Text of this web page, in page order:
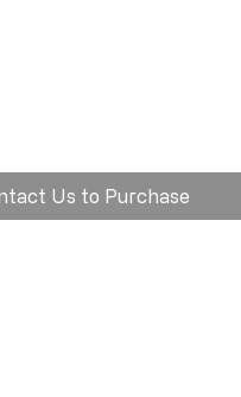
Us to Purchase